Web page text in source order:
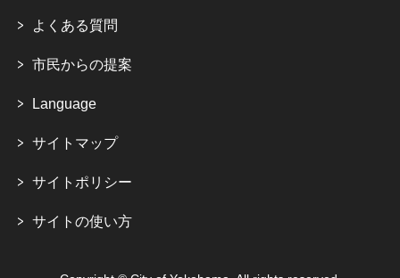
よくある質問
市民からの提案
Language
サイトマップ
サイトポリシー
サイトの使い方